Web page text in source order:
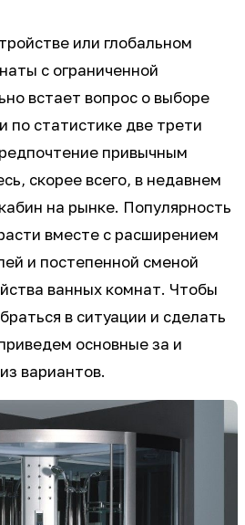
или глобальном
с ограниченной
встает вопрос о выборе
по статистике две трети
привычным
скорее всего, в недавнем
на рынке. Популярность
вместе с расширением
и постепенной сменой
ванных комнат. Чтобы
в ситуации и сделать
основные за и
вариантов.